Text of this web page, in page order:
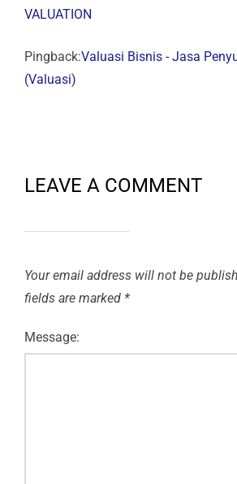
VALUATION
Pingback:Valuasi Bisnis - Jasa
(Valuasi)
LEAVE A COMMENT
Your email address will not be
fields are marked *
Message: